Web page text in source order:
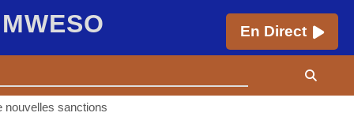
En Direct
nouvelles sanctions